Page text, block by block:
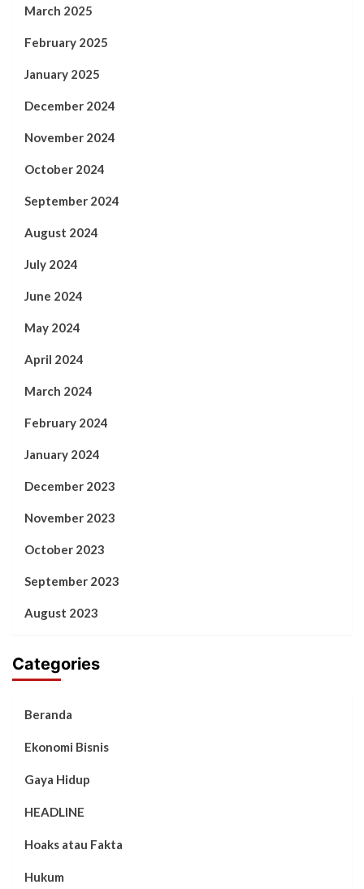
March 2025
February 2025
January 2025
December 2024
November 2024
October 2024
September 2024
August 2024
July 2024
June 2024
May 2024
April 2024
March 2024
February 2024
January 2024
December 2023
November 2023
October 2023
September 2023
August 2023
Categories
Beranda
Ekonomi Bisnis
Gaya Hidup
HEADLINE
Hoaks atau Fakta
Hukum